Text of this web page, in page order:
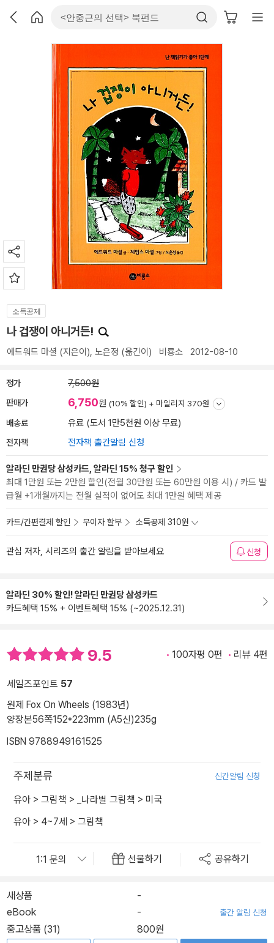
소득공제
나 겁쟁이 아니거든!
에드워드 마셜 (지은이), 노은정 (옮긴이) 비룡소 2012-08-10
정가 7,500원
판매가 6,750원 (10% 할인) + 마일리지 370원
배송료 유료 (도서 1만5천원 이상 무료)
전자책 전자책 출간알림 신청
알라딘 만권당 삼성카드, 알라딘 15% 청구 할인
최대 1만원 또는 2만원 할인(전월 30만원 또는 60만원 이용 시) / 카드 발
급월 +1개월까지는 전월 실적이 없어도 최대 1만원 혜택 제공
카드/간편결제 할인 무이자 할부 소득공제 310원
관심 저자, 시리즈의 출간 알림을 받아보세요 신청
알라딘 30% 할인! 알라딘 만권당 삼성카드
카드혜택 15% + 이벤트혜택 15% (~2025.12.31)
9.5 100자평 0편 리뷰 4편
세일즈포인트 57
원제 Fox On Wheels (1983년)
양장본56쪽152*223mm (A5신)235g
ISBN 9788949161525
주제분류 신간알림 신청
유아 > 그림책 > _나라별 그림책 > 미국
유아 > 4~7세 > 그림책
선물하기 공유하기
새상품
-
eBook
- 출간 알림 신청
중고상품 (31) 800원